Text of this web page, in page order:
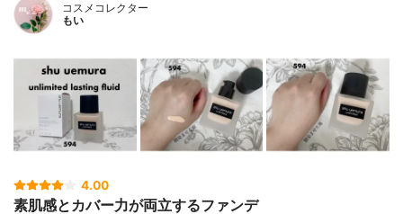
コスメコレクター
もい
4.00
素肌感とカバー力が両立するファンデ